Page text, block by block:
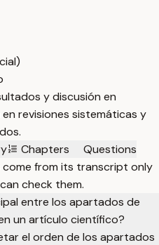
y discusión en
revisiones sistemáticas y
Chapters
Questions
from its transcript only
check them.
entre los apartados de
un artículo científico?
el orden de los apartados